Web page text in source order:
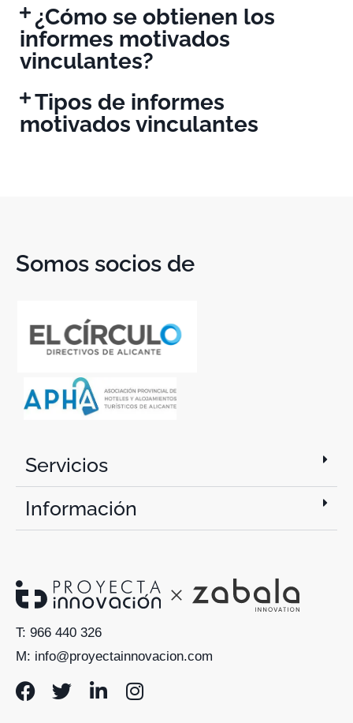
¿Cómo se obtienen los
informes motivados
vinculantes?
Tipos de informes
motivados vinculantes
Somos socios de
Servicios
Información
T: 966 440 326
M: info@proyectainnovacion.com